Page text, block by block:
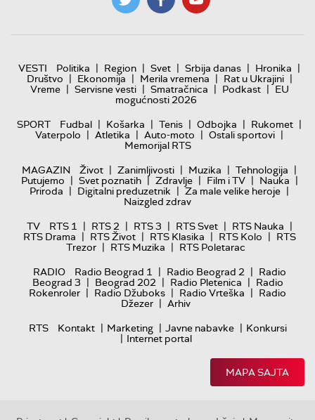
VESTI Politika | Region | Svet | Srbija danas | Hronika |
Društvo | Ekonomija | Merila vremena | Rat u Ukrajini |
Vreme | Servisne vesti | Smatračnica | Podkast | EU
mogućnosti 2026
SPORT
Fudbal | Košarka | Tenis | Odbojka | Rukomet |
Vaterpolo | Atletika | Auto-moto | Ostali sportovi |
Memorijal RTS
MAGAZIN
Život | Zanimljivosti | Muzika | Tehnologija |
Putujemo | Svet poznatih | Zdravlje | Film i TV | Nauka |
Priroda | Digitalni preduzetnik | Za male velike heroje |
Naizgled zdrav
TV
RTS 1 | RTS 2 | RTS 3 | RTS Svet | RTS Nauka |
RTS Drama | RTS Život | RTS Klasika | RTS Kolo | RTS
Trezor | RTS Muzika | RTS Poletarac
RADIO
Radio Beograd 1 | Radio Beograd 2 | Radio
Beograd 3 | Beograd 202 | Radio Pletenica | Radio
Rokenroler | Radio Džuboks | Radio Vrteška | Radio
Džezer | Arhiv
RTS
Kontakt | Marketing | Javne nabavke | Konkursi
| Internet portal
MAPA SAJTA